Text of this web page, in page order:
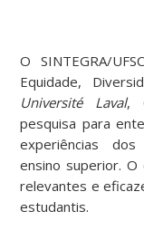
O SINTEGRA/
Equidade,
Université Laval,
pesquisa para
experiências
ensino superior.
relevantes e
estudantis.